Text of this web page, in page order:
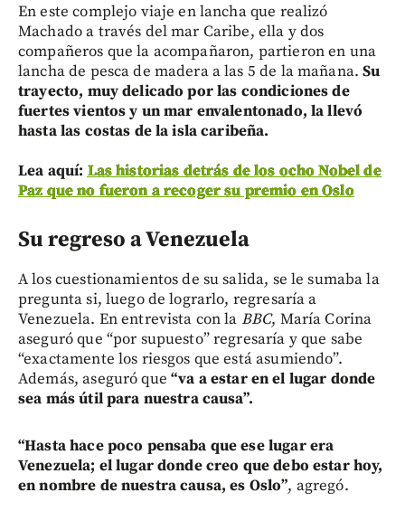
En este complejo viaje en lancha que realizó
Machado a través del mar Caribe, ella y dos
compañeros que la acompañaron, partieron en una
lancha de pesca de madera a las 5 de la mañana. Su
trayecto, muy delicado por las condiciones de
fuertes vientos y un mar envalentonado, la llevó
hasta las costas de la isla caribeña.
Lea aquí: Las historias detrás de los ocho Nobel de
Paz que no fueron a recoger su premio en Oslo
Su regreso a Venezuela
A los cuestionamientos de su salida, se le sumaba la
pregunta si, luego de lograrlo, regresaría a
Venezuela. En entrevista con la BBC, María Corina
aseguró que “por supuesto” regresaría y que sabe
“exactamente los riesgos que está asumiendo”.
Además, aseguró que “va a estar en el lugar donde
sea más útil para nuestra causa”.
“Hasta hace poco pensaba que ese lugar era
Venezuela; el lugar donde creo que debo estar hoy,
en nombre de nuestra causa, es Oslo”, agregó.